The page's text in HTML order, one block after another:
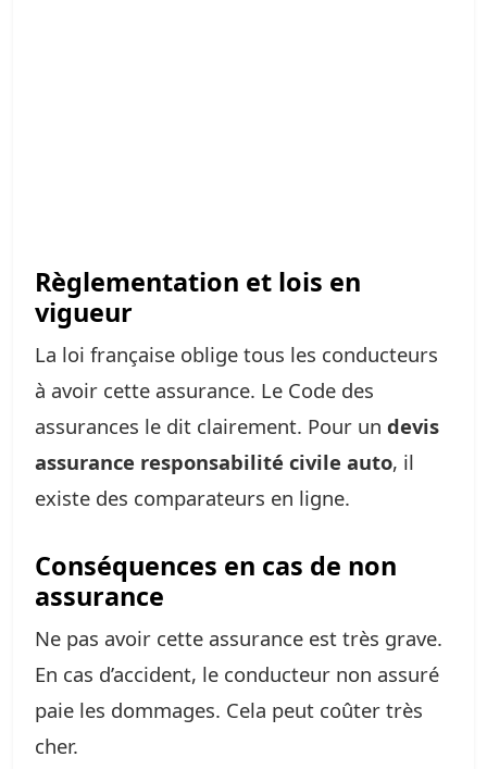
Règlementation et lois en
vigueur
La loi française oblige tous les conducteurs
à avoir cette assurance. Le Code des
assurances le dit clairement. Pour un devis
assurance responsabilité civile auto, il
existe des comparateurs en ligne.
Conséquences en cas de non
assurance
Ne pas avoir cette assurance est très grave.
En cas d’accident, le conducteur non assuré
paie les dommages. Cela peut coûter très
cher.